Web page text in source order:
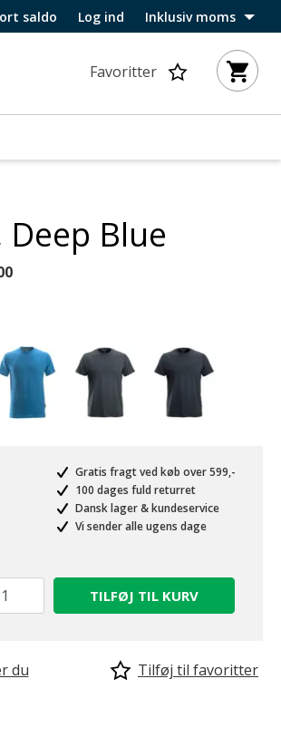
saldo Log ind Inklusiv moms
Favoritter
Blue
Gratis fragt ved køb over 599,-
100 dages fuld returret
Dansk lager & kundeservice
Vi sender alle ugens dage
TILFØJ TIL KURV
du Tilføj til favoritter